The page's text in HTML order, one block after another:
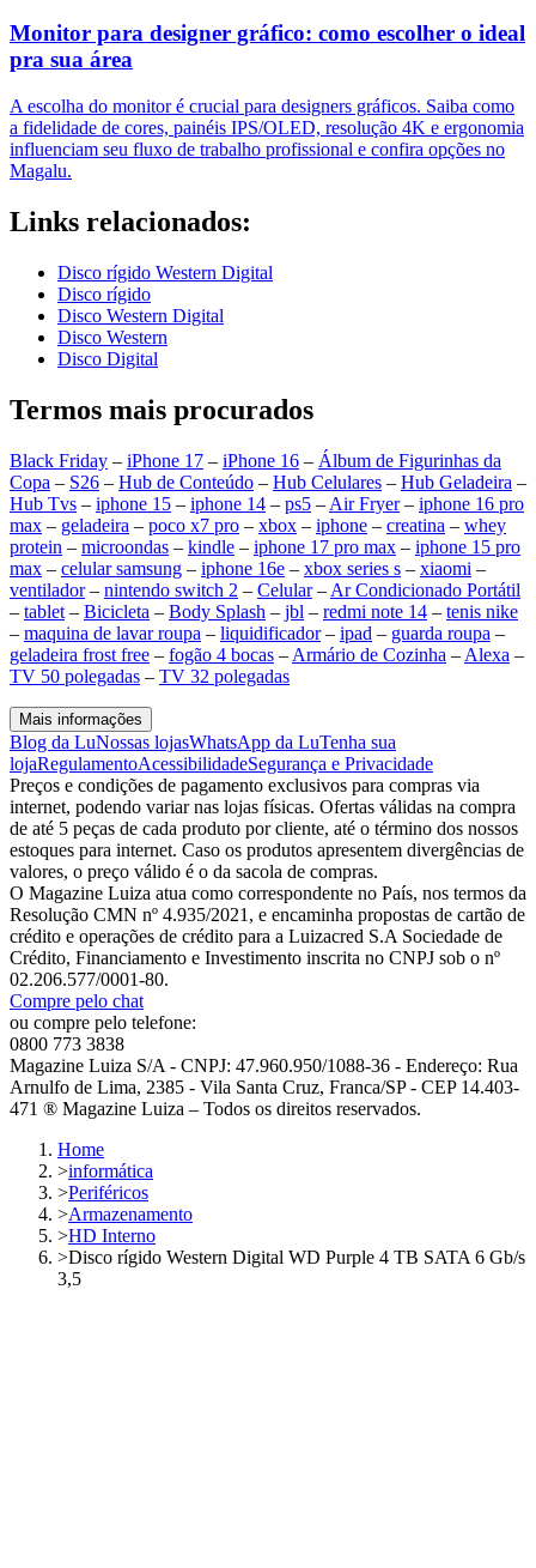
Monitor para designer gráfico: como escolher o ideal
pra sua área
A escolha do monitor é crucial para designers gráficos. Saiba como
a fidelidade de cores, painéis IPS/OLED, resolução 4K e ergonomia
influenciam seu fluxo de trabalho profissional e confira opções no
Magalu.
Links relacionados:
Disco rígido Western Digital
Disco rígido
Disco Western Digital
Disco Western
Disco Digital
Termos mais procurados
Black Friday – iPhone 17 – iPhone 16 – Álbum de Figurinhas da
Copa – S26 – Hub de Conteúdo – Hub Celulares – Hub Geladeira –
Hub Tvs – iphone 15 – iphone 14 – ps5 – Air Fryer– iphone 16 pro
max – geladeira – poco x7 pro – xbox – iphone – creatina – whey
protein – microondas – kindle – iphone 17 pro max – iphone 15 pro
max – celular samsung – iphone 16e – xbox series s – xiaomi –
ventilador– nintendo switch 2 – Celular– Ar Condicionado Portátil
– tablet – Bicicleta – Body Splash – jbl – redmi note 14 – tenis nike
– maquina de lavar roupa – liquidificador– ipad – guarda roupa –
geladeira frost free – fogão 4 bocas – Armário de Cozinha – Alexa –
TV 50 polegadas – TV 32 polegadas
Mais informações
Blog da LuNossas lojasWhatsApp da LuTenha sua
lojaRegulamentoAcessibilidadeSegurança e Privacidade
Preços e condições de pagamento exclusivos para compras via
internet, podendo variar nas lojas físicas. Ofertas válidas na compra
de até 5 peças de cada produto por cliente, até o término dos nossos
estoques para internet. Caso os produtos apresentem divergências de
valores, o preço válido é o da sacola de compras.
O Magazine Luiza atua como correspondente no País, nos termos da
Resolução CMN nº 4.935/2021, e encaminha propostas de cartão de
crédito e operações de crédito para a Luizacred S.A Sociedade de
Crédito, Financiamento e Investimento inscrita no CNPJ sob o nº
02.206.577/0001-80.
Compre pelo chat
ou compre pelo telefone:
0800 773 3838
Magazine Luiza S/A - CNPJ: 47.960.950/1088-36 - Endereço: Rua
Arnulfo de Lima, 2385 - Vila Santa Cruz, Franca/SP - CEP 14.403-
471 ® Magazine Luiza – Todos os direitos reservados.
Home
>informática
>Periféricos
>Armazenamento
>HD Interno
>Disco rígido Western Digital WD Purple 4 TB SATA 6 Gb/s
3,5